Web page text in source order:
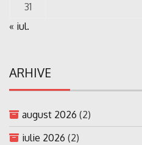
31
« iul.
ARHIVE
august 2026 (2)
iulie 2026 (2)